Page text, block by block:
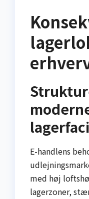
E-handlens
med høj
lagerzoner,